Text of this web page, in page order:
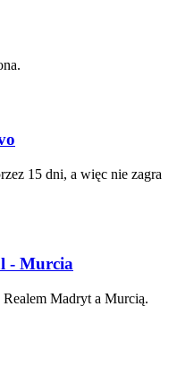
15 dni, a więc nie zagra
- Murcia
Madryt a Murcią.